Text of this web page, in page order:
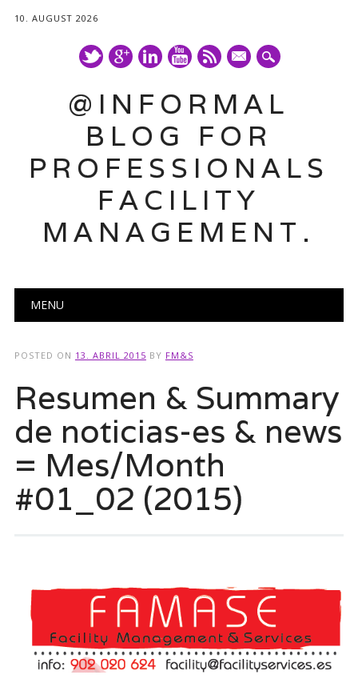
10. AUGUST 2026
mail
@INFORMAL
BLOG FOR
PROFESSIONALS
FACILITY
MANAGEMENT.
Main menu
MENU
POSTED ON 13. ABRIL 2015 BY FM&S
Resumen & Summary
de noticias-es & news
= Mes/Month
#01_02 (2015)